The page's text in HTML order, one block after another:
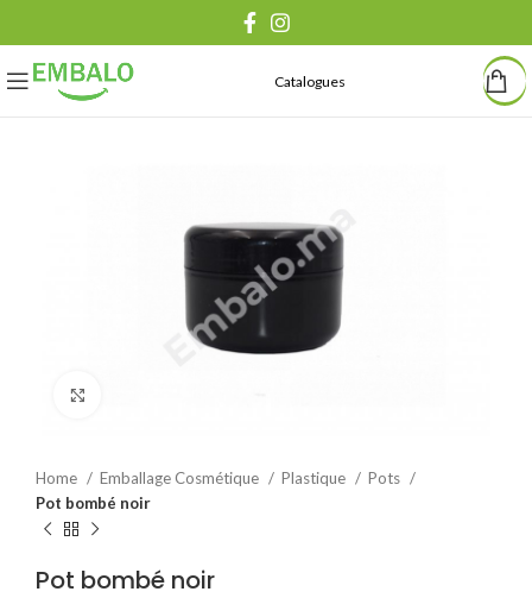
Catalogues
Home Emballage Cosmétique Plastique
Pots
Pot bombé noir
Pot bombé noir